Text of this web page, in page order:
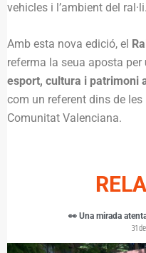
vehicles i l’ambient del ral·li.
Amb esta nova edició, el
referma la seua aposta per
esport, cultura i patrimoni
com un referent dins de
Comunitat Valenciana.
👀 Una mirada
31